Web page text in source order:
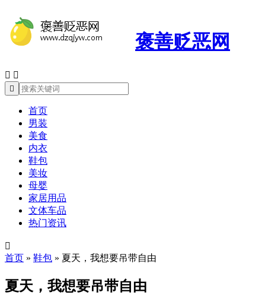
褒善贬恶网
 

首页
男装
美食
内衣
鞋包
美妆
母婴
家居用品
文体车品
热门资讯

首页 » 鞋包 » 夏天，我想要吊带自由
夏天，我想要吊带自由